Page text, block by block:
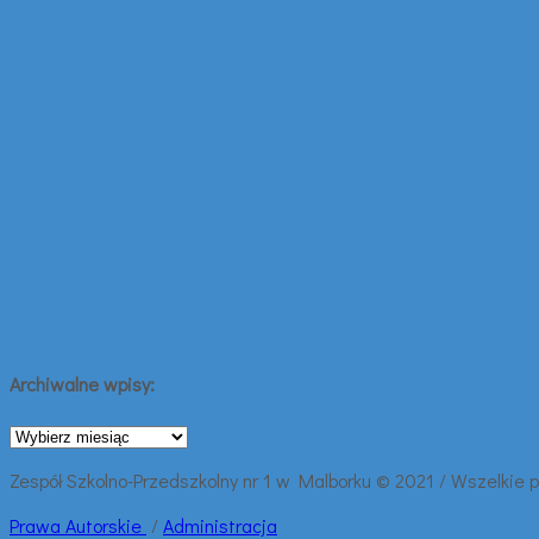
Archiwalne wpisy:
Archiwalne
Zespół Szkolno-Przedszkolny nr 1 w Malborku © 2021 / Wszelkie
Prawa Autorskie /Administracja